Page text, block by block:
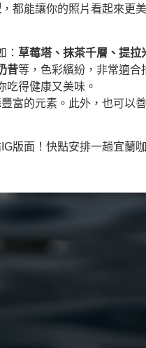
，都能讓你的照片看起來更
： 草莓塔、抹茶千層、提拉
昔等，色彩繽紛，非常適合
吃得健康又美味。
富的元素。此外，也可以
面！快點安排一趟宜蘭